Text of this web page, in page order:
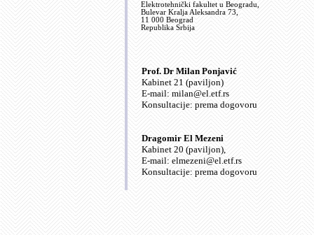
Elektrotehnički fakultet u Beogradu,
Bulevar Kralja Aleksandra 73,
11 000 Beograd
Republika Srbija
Prof. Dr Milan Ponjavić
Kabinet 21 (paviljon)
E-mail: milan@el.etf.rs
Konsultacije: prema dogovoru
Dragomir El Mezeni
Kabinet 20 (paviljon),
E-mail: elmezeni@el.etf.rs
Konsultacije: prema dogovoru